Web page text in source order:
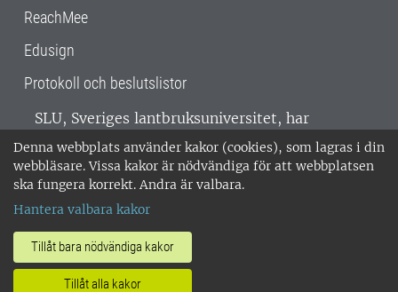
Denna webbplats använder kakor (cookies), som lagras i din
webbläsare. Vissa kakor är nödvändiga för att webbplatsen
ska fungera korrekt. Andra är valbara.
Hantera valbara kakor
Tillåt bara nödvändiga kakor
Tillåt alla kakor
ReachMee
Edusign
Protokoll och beslutslistor
SLU, Sveriges lantbruksuniversitet, har
verksamhet över hela Sverige. Huvudorter är
Alnarp, Uppsala och Umeå.SLU är
miljöcertifierat enligt ISO 14001. •
018-67 10 00 • Org nr: 202100-2817 •
Om SLU:s webbplatser
•Hantera kakor•Behandling av
personuppgifter